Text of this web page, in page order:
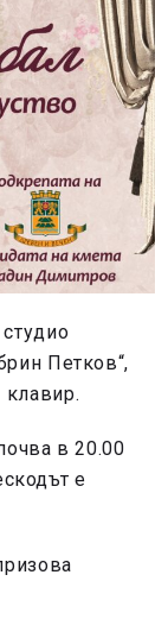
Петков“,
в 20.00
е